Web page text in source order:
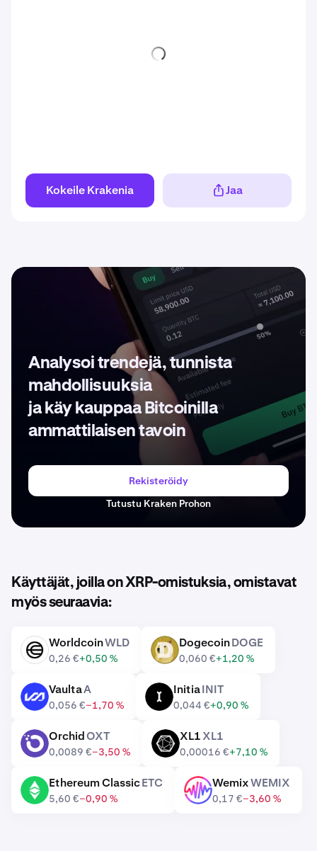
Kokeile Krakenia Jaa
Analysoi trendejä, tunnista
mahdollisuuksia
ja käy kauppaa Bitcoinilla
ammattilaisen tavoin
Rekisteröidy
Tutustu Kraken Prohon
Käyttäjät, joilla on XRP-omistuksia, omistavat
myös seuraavia:
WLD WorldcoinWLD
0,26 €+0,50 %
DOGE DogecoinDOGE
0,060 €+1,20 %
A VaultaA
0,056 €−1,70 %
InitiaINIT
0,044 €+0,90 %
OXT OrchidOXT
0,0089 €−3,50 %
XL1 XL1XL1
0,00016 €+7,10 %
ETC Ethereum ClassicETC
5,60 €−0,90 %
WEMIX WemixWEMIX
0,17 €−3,60 %